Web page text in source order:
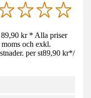
kr * Alla priser
och exkl.
per st89,90 kr*/